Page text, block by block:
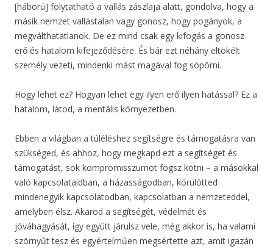
[háború] folytatható a vallás zászlaja alatt, gondolva, hogy a
másik nemzet vallástalan vagy gonosz, hogy pogányok, a
megválthatatlanok. De ez mind csak egy kifogás a gonosz
erő és hatalom kifejeződésére. És bár ezt néhány eltökélt
személy vezeti, mindenki mást magával fog söpörni.
Hogy lehet ez? Hogyan lehet egy ilyen erő ilyen hatással? Ez a
hatalom, látod, a mentális környezetben.
Ebben a világban a túléléshez segítségre és támogatásra van
szükséged, és ahhoz, hogy megkapd ezt a segítséget és
támogatást, sok kompromisszumot fogsz kötni – a másokkal
való kapcsolataidban, a házasságodban, körülötted
mindenegyik kapcsolatodban, kapcsolatban a nemzeteddel,
amelyben élsz. Akarod a segítségét, védelmét és
jóváhagyását, így együtt járulsz vele, még akkor is, ha valami
szörnyűt tesz és egyértelműen megsértette azt, amit igazán